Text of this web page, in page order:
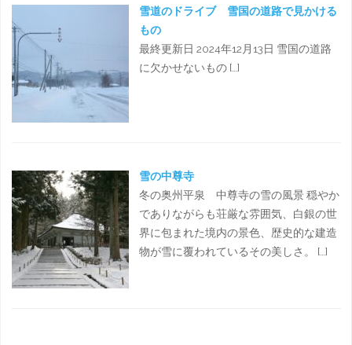
雪道のドライブ 雪国の道路で見かける
もの
最終更新日 2024年12月13日 雪国の道路
に欠かせないもの […]
雪の中尊寺
冬の奥州平泉 中尊寺の雪の風景 穏やか
でありながらも荘厳な雰囲気、白銀の世
界に包まれた境内の景色、歴史的な建造
物が雪に覆われているその美しさ。 […]